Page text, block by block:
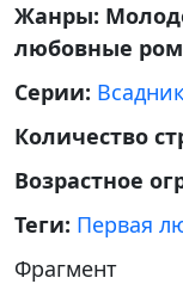
Жанры:
любовные
Серии:
Количество
Возрастное
Теги: Первая
Фрагмент